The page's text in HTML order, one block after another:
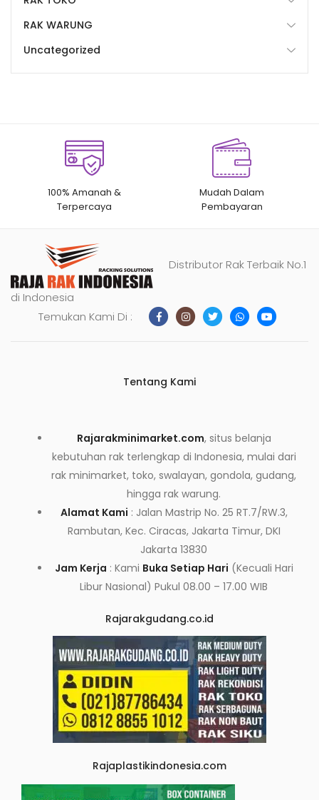
RAK WARUNG
Uncategorized
100% Amanah &
Terpercaya
Mudah Dalam
Pembayaran
Distributor Rak Terbaik No.1
di Indonesia
Temukan Kami Di :
Tentang Kami
Rajarakminimarket.com, situs belanja
kebutuhan rak terlengkap di Indonesia, mulai dari
rak minimarket, toko, swalayan, gondola, gudang,
hingga rak warung.
Alamat Kami : Jalan Mastrip No. 25 RT.7/RW.3,
Rambutan, Kec. Ciracas, Jakarta Timur, DKI
Jakarta 13830
Jam Kerja : Kami Buka Setiap Hari (Kecuali Hari
Libur Nasional) Pukul 08.00 – 17.00 WIB
Rajarakgudang.co.id
Rajaplastikindonesia.com